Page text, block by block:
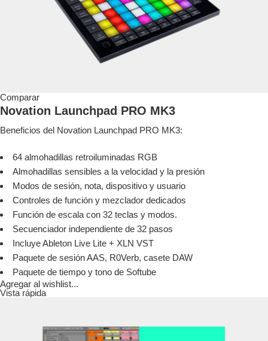
Comparar
Novation Launchpad PRO MK3
Beneficios del Novation Launchpad PRO MK3:
64 almohadillas retroiluminadas RGB
Almohadillas sensibles a la velocidad y la presión
Modos de sesión, nota, dispositivo y usuario
Controles de función y mezclador dedicados
Función de escala con 32 teclas y modos.
Secuenciador independiente de 32 pasos
Incluye Ableton Live Lite + XLN VST
Paquete de sesión AAS, R0Verb, casete DAW
Paquete de tiempo y tono de Softube
Agregar al wishlist...
Vista rápida